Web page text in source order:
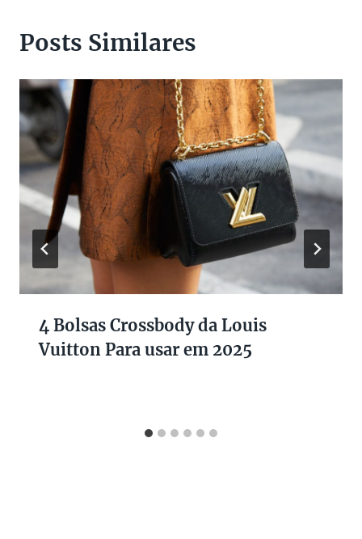
Posts Similares
4 Bolsas Crossbody da Louis
Vuitton Para usar em 2025